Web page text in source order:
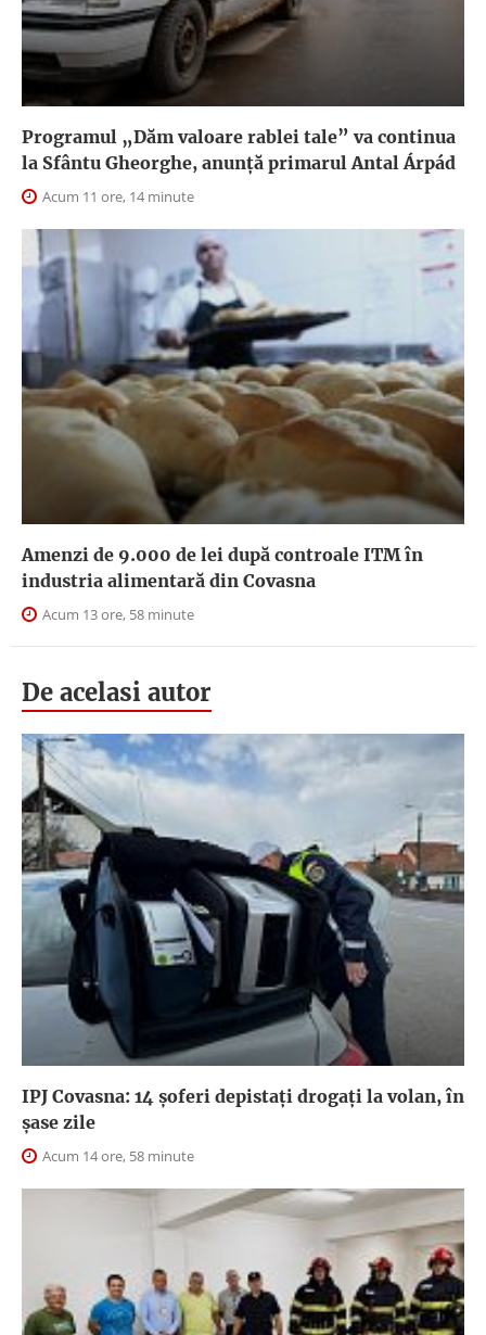
Programul „Dăm valoare rablei tale” va continua
la Sfântu Gheorghe, anunţă primarul Antal Árpád
Acum 11 ore, 14 minute
Amenzi de 9.000 de lei după controale ITM în
industria alimentară din Covasna
Acum 13 ore, 58 minute
De acelasi autor
IPJ Covasna: 14 șoferi depistați drogați la volan, în
șase zile
Acum 14 ore, 58 minute